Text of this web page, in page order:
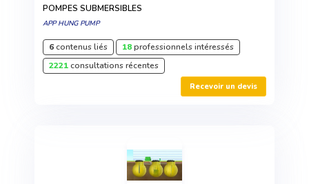
POMPES SUBMERSIBLES
APP HUNG PUMP
6contenus liés 18professionnels intéressés
2221consultations récentes
Recevoir un devis